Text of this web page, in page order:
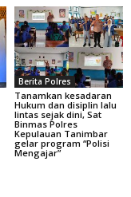
Berita Polres
Tanamkan kesadaran
Hukum dan disiplin lalu
lintas sejak dini, Sat
Binmas Polres
Kepulauan Tanimbar
gelar program “Polisi
Mengajar”